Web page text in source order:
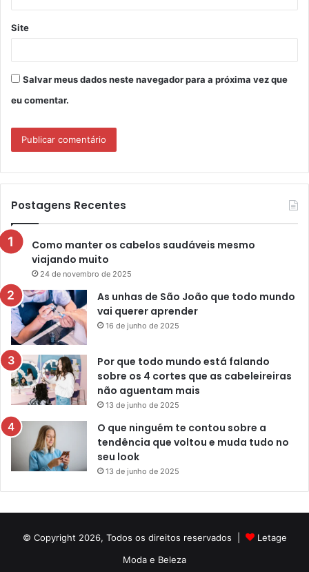
Site
Salvar meus dados neste navegador para a próxima vez que
eu comentar.
Postagens Recentes
Como manter os cabelos saudáveis mesmo
viajando muito
24 de novembro de 2025
As unhas de São João que todo mundo
vai querer aprender
16 de junho de 2025
Por que todo mundo está falando
sobre os 4 cortes que as cabeleireiras
não aguentam mais
13 de junho de 2025
O que ninguém te contou sobre a
tendência que voltou e muda tudo no
seu look
13 de junho de 2025
© Copyright 2026, Todos os direitos reservados |
Letage
Moda e Beleza